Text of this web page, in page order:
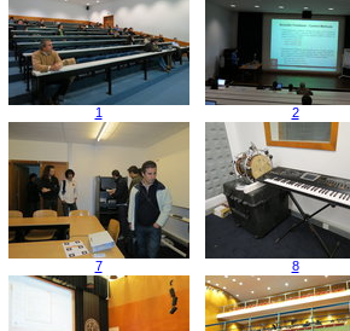
1 2
7 8